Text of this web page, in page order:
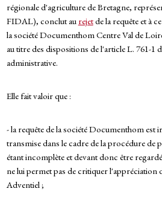
régionale d'agriculture de Bretagne,
FIDAL), conclut au rejetde la requête et à
la société Documenthom Centre Val de
au titre des dispositions de l'article L. 761-1
administrative.
Elle fait valoir que :
- la requête de la société Documenthom est
transmise dans le cadre de la procédure de
étant incomplète et devant donc être
ne lui permet pas de critiquer l'appréciation
Adventiel ;